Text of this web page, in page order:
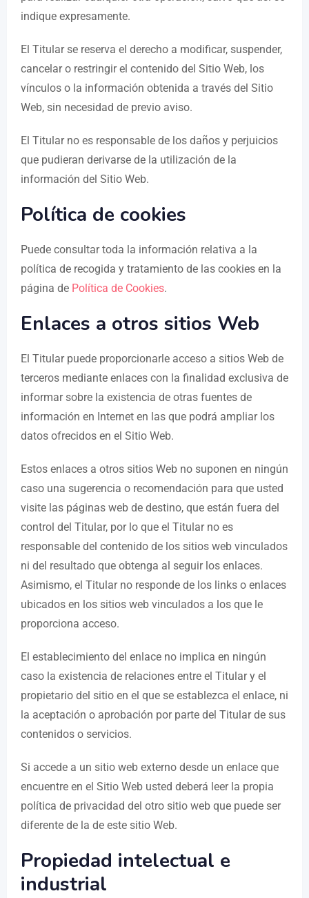
indique expresamente.
El Titular se reserva el derecho a modificar, suspender,
cancelar o restringir el contenido del Sitio Web, los
vínculos o la información obtenida a través del Sitio
Web, sin necesidad de previo aviso.
El Titular no es responsable de los daños y perjuicios
que pudieran derivarse de la utilización de la
información del Sitio Web.
Política de cookies
Puede consultar toda la información relativa a la
política de recogida y tratamiento de las cookies en la
página de Política de Cookies.
Enlaces a otros sitios Web
El Titular puede proporcionarle acceso a sitios Web de
terceros mediante enlaces con la finalidad exclusiva de
informar sobre la existencia de otras fuentes de
información en Internet en las que podrá ampliar los
datos ofrecidos en el Sitio Web.
Estos enlaces a otros sitios Web no suponen en ningún
caso una sugerencia o recomendación para que usted
visite las páginas web de destino, que están fuera del
control del Titular, por lo que el Titular no es
responsable del contenido de los sitios web vinculados
ni del resultado que obtenga al seguir los enlaces.
Asimismo, el Titular no responde de los links o enlaces
ubicados en los sitios web vinculados a los que le
proporciona acceso.
El establecimiento del enlace no implica en ningún
caso la existencia de relaciones entre el Titular y el
propietario del sitio en el que se establezca el enlace, ni
la aceptación o aprobación por parte del Titular de sus
contenidos o servicios.
Si accede a un sitio web externo desde un enlace que
encuentre en el Sitio Web usted deberá leer la propia
política de privacidad del otro sitio web que puede ser
diferente de la de este sitio Web.
Propiedad intelectual e
industrial